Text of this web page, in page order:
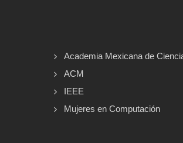
Academia Mexicana de
ACM
IEEE
Mujeres en Computación